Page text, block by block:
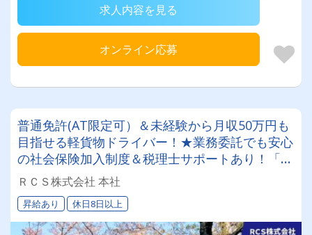
求人内容を見る
オンライン応募
普通免許(AT限定可）＆未経験から月収50万円も
目指せる軽貨物ドライバー！★業務委託でも安心
の社会保険加入制度＆税理士サポートあり！「も
っと稼ぎたい」「将来は管理職を目指したい」そ
んなあなたの挑戦をRCS株式会社は全力でバック
アップします◎女性ドライバーも活躍中です✨
ＲＣＳ株式会社 本社
昇給あり 休日8日以上